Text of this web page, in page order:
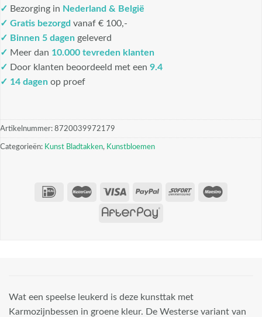
✓ Bezorging in Nederland & België
✓ Gratis bezorgd vanaf € 100,-
✓ Binnen 5 dagen geleverd
✓ Meer dan 10.000 tevreden klanten
✓ Door klanten beoordeeld met een 9.4
✓ 14 dagen op proef
Artikelnummer: 8720039972179
Categorieën: Kunst Bladtakken, Kunstbloemen
Wat een speelse leukerd is deze kunsttak met
Karmozijnbessen in groene kleur. De Westerse variant van